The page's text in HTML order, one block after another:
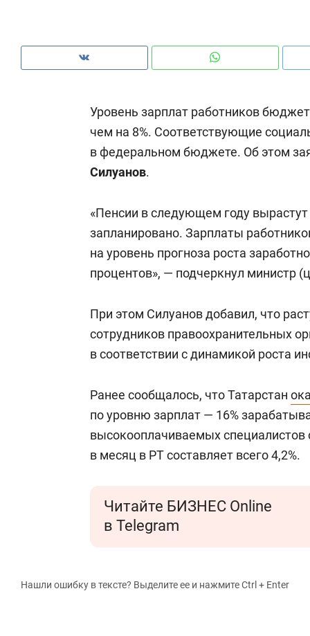
Уровень зарплат работников
чем на 8%. Соответствующие
в федеральном бюджете. Об этом
Силуанов.
«Пенсии в следующем году
запланировано. Зарплаты
на уровень прогноза роста
процентов», — подчеркнул министр
При этом Силуанов добавил, что
сотрудников правоохранительных
в соответствии с динамикой роста
Ранее сообщалось, что Татарстан
по уровню зарплат — 16%
высокооплачиваемых
в месяц в РТ составляет всего 4,2%.
Читайте БИЗНЕС Online
в Telegram
Нашли ошибку в тексте? Выделите ее и нажмите Ctrl + Enter
Как ГК «МИР ГРУПП» и ВТБ
комфорта под Казанью